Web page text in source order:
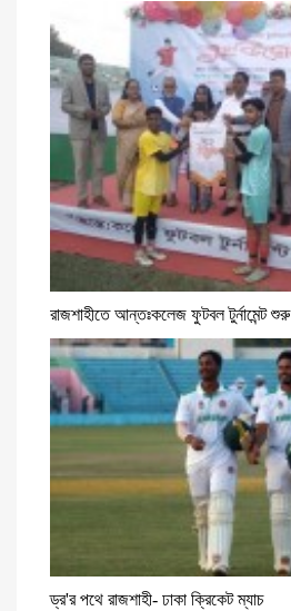
রাজশাহীতে আন্তঃকলেজ ফুটবল টুর্নামেন্ট শুরু
ড্র'র পথে রাজশাহী- ঢাকা ক্রিকেট ম্যাচ